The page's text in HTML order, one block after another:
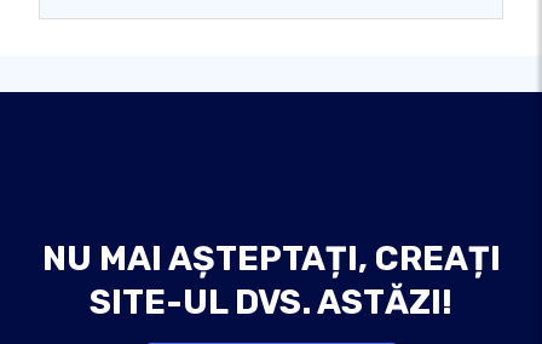
NU MAI AȘTEPTAȚI, CREAȚI
SITE-UL DVS. ASTĂZI!